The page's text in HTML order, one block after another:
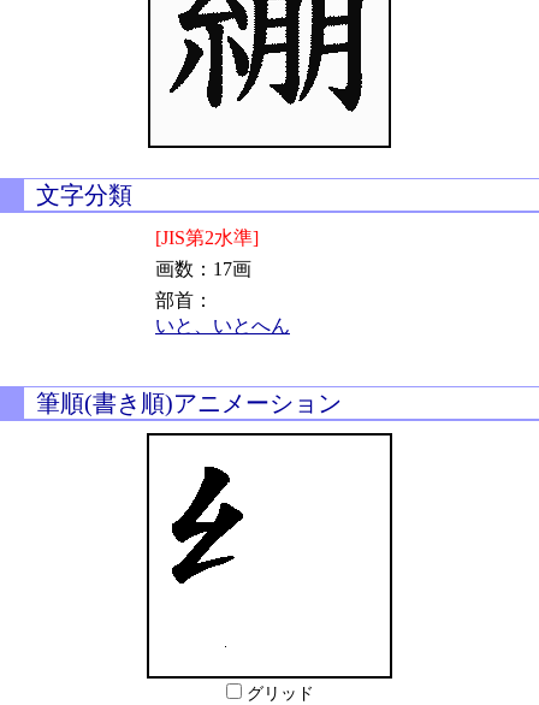
文字分類
[JIS第2水準]
画数：17画
部首：
いと、いとへん
筆順(書き順)アニメーション
グリッド